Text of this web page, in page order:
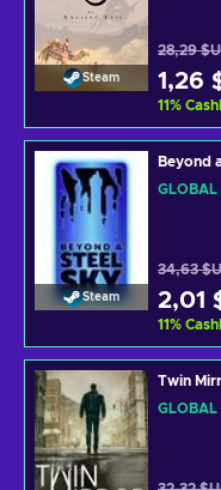
Steam
28,29
1,26
11%
Steam
Beyond
GLOBAL
34,63
2,01
11%
Twin
GLOBAL